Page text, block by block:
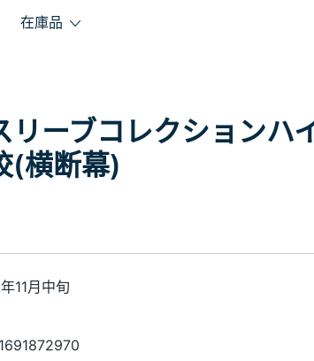
在庫品
リーブコレクションハ
(横断幕)
11月中旬